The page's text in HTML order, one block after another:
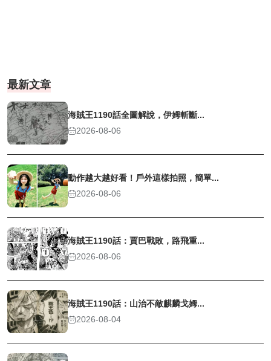
最新文章
海賊王1190話全圖解說，伊姆斬斷...
2026-08-06
動作越大越好看！戶外這樣拍照，簡單...
2026-08-06
海賊王1190話：賈巴戰敗，路飛重...
2026-08-06
海賊王1190話：山治不敵麒麟戈姆...
2026-08-04